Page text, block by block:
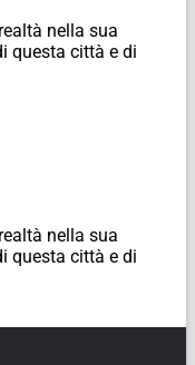
nella sua
questa città e di
nella sua
questa città e di